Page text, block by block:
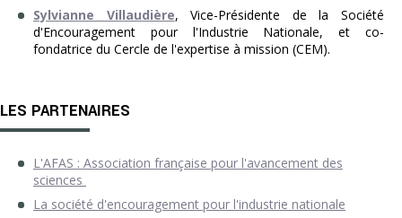
Sylvianne Villaudière, Vice-Présidente de la Société
d'Encouragement pour l'Industrie Nationale, et co-
fondatrice du Cercle de l'expertise à mission (CEM).
LES PARTENAIRES
L'AFAS : Association française pour l'avancement des
sciences
La société d'encouragement pour l'industrie nationale